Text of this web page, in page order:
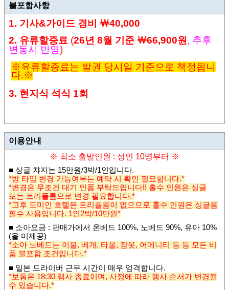
불포함사항
1. 기사&가이드 경비 ￦40,000
2. 유류할증료 (26년 8월 기준 ￦66,900원 , 추후
변동시 반영)
※유류할증료는 발권 당시일 기준으로 책정됩니
다.※
3. 현지식 석식 1회
이용안내
※ 최소 출발인원 : 성인 10명부터 ※
■ 싱글 챠지는 15만원/3박/1인입니다.
*방 타입 변경 가능여부는 예약 시 확인 필요합니다.*
*변경은 무조건 대기 인폼 부탁드립니다!! 홀수 인원은 싱글
또는 트리플룸으로 변경 필요합니다.*
*고후 도미인 호텔은 트리플룸이 없으므로 홀수 인원은 싱글룸
필수 사용입니다. 1인2박/10만원*
■ 소아요금 : 판매가에서 온베드 100%, 노베드 90%, 유아 10%
(올 미제공)
*소아 노베드는 이불, 베개, 타올, 잠옷, 어메니티 등 등 모든 비
품 불포함 조건입니다.*
■ 일본 드라이버 근무 시간이 매우 엄격합니다.
*보통은 18:30 행사 종료이며, 사정에 따라 행사 순서가 변경될
수 있습니다.*